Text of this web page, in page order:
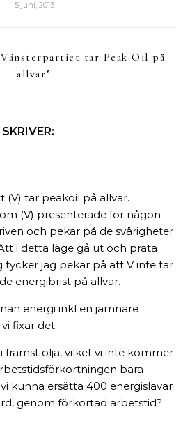
5 juni, 2013
Vänsterpartiet tar Peak Oil på
allvar”
SKRIVER:
(V) tar peakoil på allvar.
(V) presenterade för någon
och pekar på de svårigheter
i detta läge gå ut och prata
jag pekar på att V inte tar
energibrist på allvar.
energi inkl en jämnare
fixar det.
främst olja, vilket vi inte kommer
bara
kunna ersätta 400 energislavar
genom förkortad arbetstid?